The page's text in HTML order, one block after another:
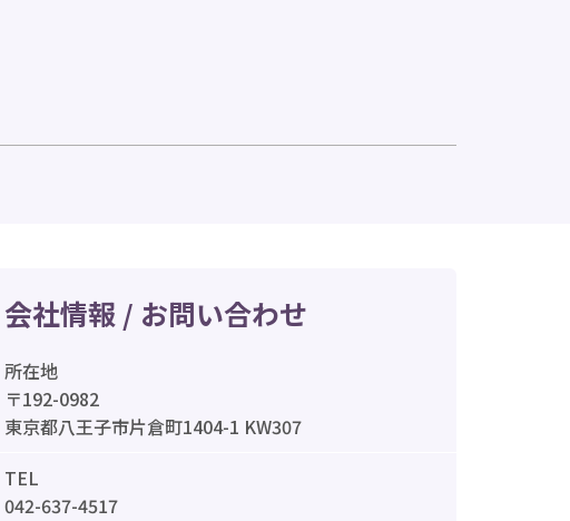
会社情報 / お問い合わせ
所在地
〒192-0982
東京都八王子市片倉町1404-1 KW307
TEL
042-637-4517